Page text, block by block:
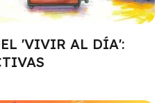
'VIVIR AL DÍA':